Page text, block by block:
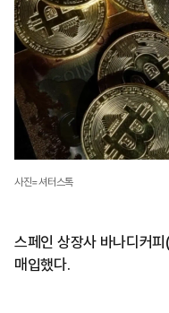
사진=셔터스톡
스페인 상장사 바나디커
매입했다.